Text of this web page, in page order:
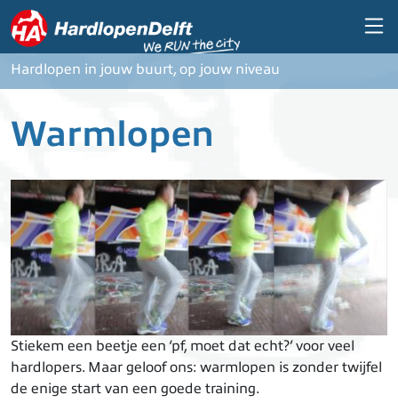
Overslaan en naar de inhoud gaan
Hardlopen in jouw buurt, op jouw niveau
Warmlopen
Stiekem een beetje een ‘pf, moet dat echt?’ voor veel
hardlopers. Maar geloof ons: warmlopen is zonder twijfel
de enige start van een goede training.